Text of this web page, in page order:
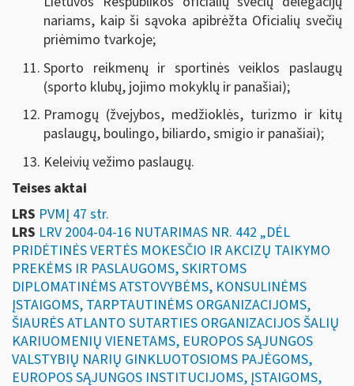
nariams, kaip ši sąvoka apibrėžta Oficialių svečių
priėmimo tvarkoje;
Sporto reikmenų ir sportinės veiklos paslaugų
(sporto klubų, jojimo mokyklų ir panašiai);
Pramogų (žvejybos, medžioklės, turizmo ir kitų
paslaugų, boulingo, biliardo, smigio ir panašiai);
Keleivių vežimo paslaugų.
Teises aktai
LRS PVMĮ 47 str.
LRS LRV 2004-04-16 NUTARIMAS NR. 442 „DĖL
PRIDĖTINĖS VERTĖS MOKESČIO IR AKCIZŲ TAIKYMO
PREKĖMS IR PASLAUGOMS, SKIRTOMS
DIPLOMATINĖMS ATSTOVYBĖMS, KONSULINĖMS
ĮSTAIGOMS, TARPTAUTINĖMS ORGANIZACIJOMS,
ŠIAURĖS ATLANTO SUTARTIES ORGANIZACIJOS ŠALIŲ
KARIUOMENIŲ VIENETAMS, EUROPOS SĄJUNGOS
VALSTYBIŲ NARIŲ GINKLUOTOSIOMS PAJĖGOMS,
EUROPOS SĄJUNGOS INSTITUCIJOMS, ĮSTAIGOMS,